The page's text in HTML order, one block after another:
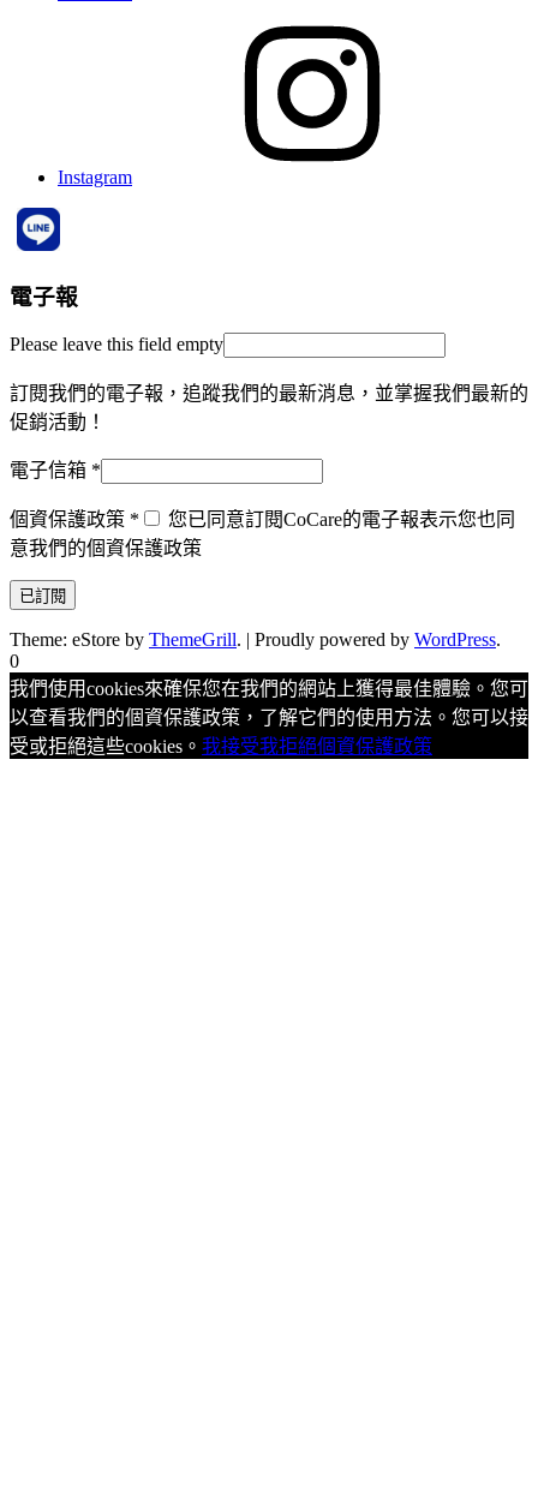
Instagram
電子報
Please leave this field empty
訂閱我們的電子報，追蹤我們的最新消息，並掌握我們最新的
促銷活動！
電子信箱 *
個資保護政策 *
您已同意訂閱CoCare的電子報表示您也同
意我們的個資保護政策
Theme: eStore by ThemeGrill. | Proudly powered by WordPress.
0
我們使用cookies來確保您在我們的網站上獲得最佳體驗。您可
以查看我們的個資保護政策，了解它們的使用方法。您可以接
受或拒絕這些cookies。 我接受我拒絕個資保護政策